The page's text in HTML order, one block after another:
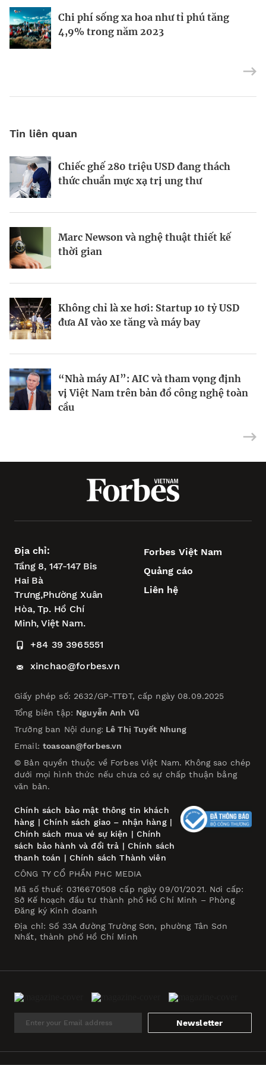
Chi phí sống xa hoa như tỉ phú tăng
4,9% trong năm 2023
Định vị doanh nghiệp Việt trên bản đồ
kinh tế toàn cầu
Mukesh Ambani sắp chuyển giao quyền
điều hành Reliance Industries cho các
Tin liên quan
Chiếc ghế 280 triệu USD đang thách
thức chuẩn mực xạ trị ung thư
Marc Newson và nghệ thuật thiết kế
thời gian
Không chỉ là xe hơi: Startup 10 tỷ USD
đưa AI vào xe tăng và máy bay
“Nhà máy AI”: AIC và tham vọng định
vị Việt Nam trên bản đồ công nghệ toàn
cầu
Khi Harvard và Ivy League trở thành
mục tiêu cắt giảm ngân sách của
Startup Apex và kỷ nguyên sản xuất vệ
tinh hàng loạt
Kinh Bắc gia nhập lĩnh vực AI với dự án
tỷ đô
Dùng nợ xây đế chế AI: Chiến lược táo
bạo của CoreWeave
Vì sao AI đang hồi sinh ngành năng
lượng hạt nhân toàn cầu?
Từ startup tí hon tại Ba Lan đến đế chế
AI 6,6 tỷ USD
Doanh nhân Ukraine biến ứng dụng học
tập Headway thành hiện tượng toàn cầu
Tại sao IBM dồn toàn lực vào máy tính
lượng tử?
Địa chỉ:
Tầng 8, 147-147 Bis
Hai Bà
Trưng,Phường Xuân
Hòa,Tp. Hồ Chí
Minh, Việt Nam.
+84 39 3965551
xinchao@forbes.vn
Forbes Việt Nam
Quảng cáo
Liên hệ
Giấy phép số: 2632/GP-TTĐT, cấp ngày 08.09.2025
Tổng biên tập: Nguyễn Anh Vũ
Trưởng ban Nội dung: Lê Thị Tuyết Nhung
Email: toasoan@forbes.vn
© Bản quyền thuộc về Forbes Việt Nam. Không sao chép
dưới mọi hình thức nếu chưa có sự chấp thuận bằng
văn bản.
Chính sách bảo mật thông tin khách
hàng | Chính sách giao – nhận hàng|
Chính sách mua vé sự kiện | Chính
sách bảo hành và đổi trả | Chính sách
thanh toán | Chính sách Thành viên
CÔNG TY CỔ PHẦN PHC MEDIA
Mã số thuế: 0316670508 cấp ngày 09/01/2021. Nơi cấp:
Sở Kế hoạch đầu tư thành phố Hồ Chí Minh – Phòng
Đăng ký Kinh doanh
Địa chỉ: Số 33A đường Trường Sơn, phường Tân Sơn
Nhất, thành phố Hồ Chí Minh
Newsletter